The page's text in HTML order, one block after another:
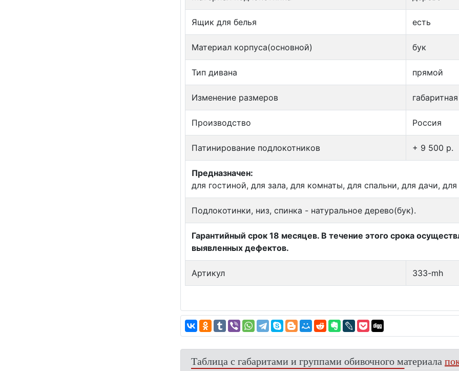
Ящик для белья есть
Материал корпуса(основной) бук
Тип дивана прямой
Изменение размеров
Производство Россия
Патинирование подлокотников + 9 500 p.
Предназначен:
для гостиной, для зала, для комнаты, для спальни, для дачи,
Подлокотинки, низ, спинка - натуральное дерево(бук).
Гарантийный срок 18 месяцев. В течение этого срока
выявленных дефектов.
Артикул 333-mh
Таблица с габаритами и группами обивочного материала